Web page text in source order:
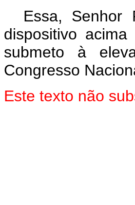
Essa,
dispositivo
submeto à
Congresso
Este texto não